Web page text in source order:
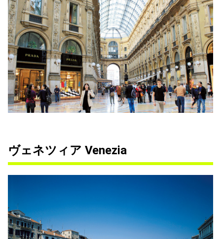
ヴェネツィア Venezia